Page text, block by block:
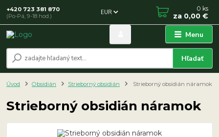
Menu
EUR
Hľadať
+420 723 381 870
(Po-Pá, 9-18 hod.)
0 ks
za 0,00 €
Úvod Obsidián Strieborný obsidián Strieborný obsidián náramok
Strieborný obsidián náramok